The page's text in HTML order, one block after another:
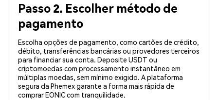
Passo 2. Escolher método de
pagamento
Escolha opções de pagamento, como cartões de crédito,
débito, transferências bancárias ou provedores terceiros
para financiar sua conta. Deposite USDT ou
criptomoedas com processamento instantâneo em
múltiplas moedas, sem mínimo exigido. A plataforma
segura da Phemex garante a forma mais rápida de
comprar EONIC com tranquilidade.